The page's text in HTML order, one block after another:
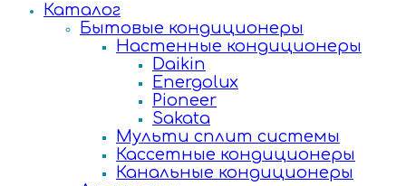
Каталог
Бытовые кондиционеры
Настенные кондиционеры
Daikin
Energolux
Pioneer
Sakata
Мульти сплит системы
Кассетные кондиционеры
Канальные кондиционеры